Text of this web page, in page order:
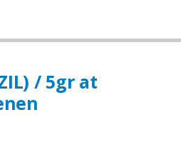
/ 5gr at